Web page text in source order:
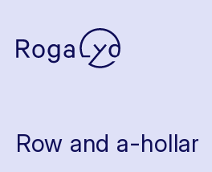
Row and a-hollar